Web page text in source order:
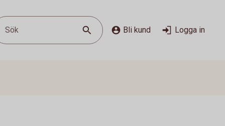
Sök Bli kund Logga in